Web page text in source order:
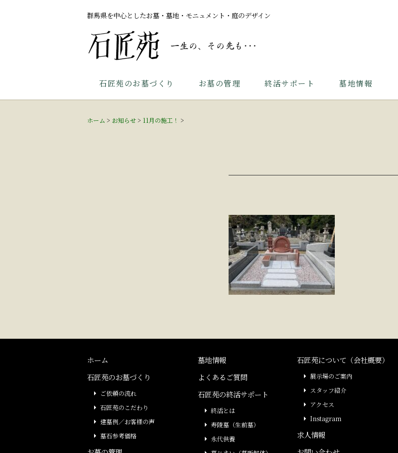
群馬県を中心としたお墓・墓地・モニュメント・庭のデザイン
石匠苑のお墓づくり お墓の管理 終活サポート 墓地情報
ホーム > お知らせ> 11月の施工！ >
ホーム
石匠苑のお墓づくり
ご依頼の流れ
石匠苑のこだわり
建墓例／お客様の声
墓石参考価格
墓地情報
よくあるご質問
石匠苑の終活サポート
終活とは
寿陵墓（生前墓）
永代供養
石匠苑について（会社概要）
展示場のご案内
スタッフ紹介
アクセス
Instagram
求人情報